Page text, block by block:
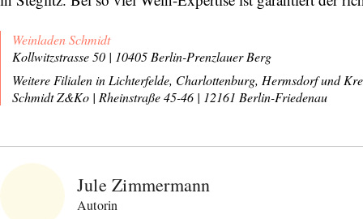
Weinladen Schmidt
Kollwitzstrasse 50 | 10405 Berlin-Prenzlauer Berg
Weitere Filialen in Lichterfelde, Charlottenburg, Hermsdorf und
Schmidt Z&Ko | Rheinstraße 45-46| 12161 Berlin-Friedenau
Jule Zimmermann
Autorin